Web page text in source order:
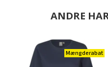
ANDRE
Mængderabat